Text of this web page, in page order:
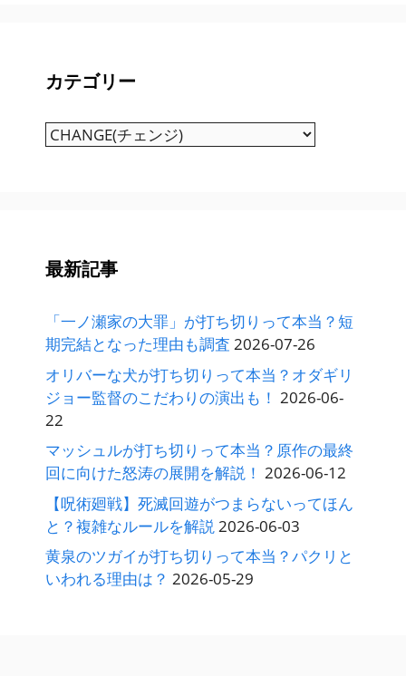
カテゴリー
カ
最新記事
「一ノ瀬家の大罪」が打ち切りって本当？短
期完結となった理由も調査 2026-07-26
オリバーな犬が打ち切りって本当？オダギリ
ジョー監督のこだわりの演出も！ 2026-06-
22
マッシュルが打ち切りって本当？原作の最終
回に向けた怒涛の展開を解説！ 2026-06-12
【呪術廻戦】死滅回遊がつまらないってほん
と？複雑なルールを解説2026-06-03
黄泉のツガイが打ち切りって本当？パクリと
いわれる理由は？ 2026-05-29